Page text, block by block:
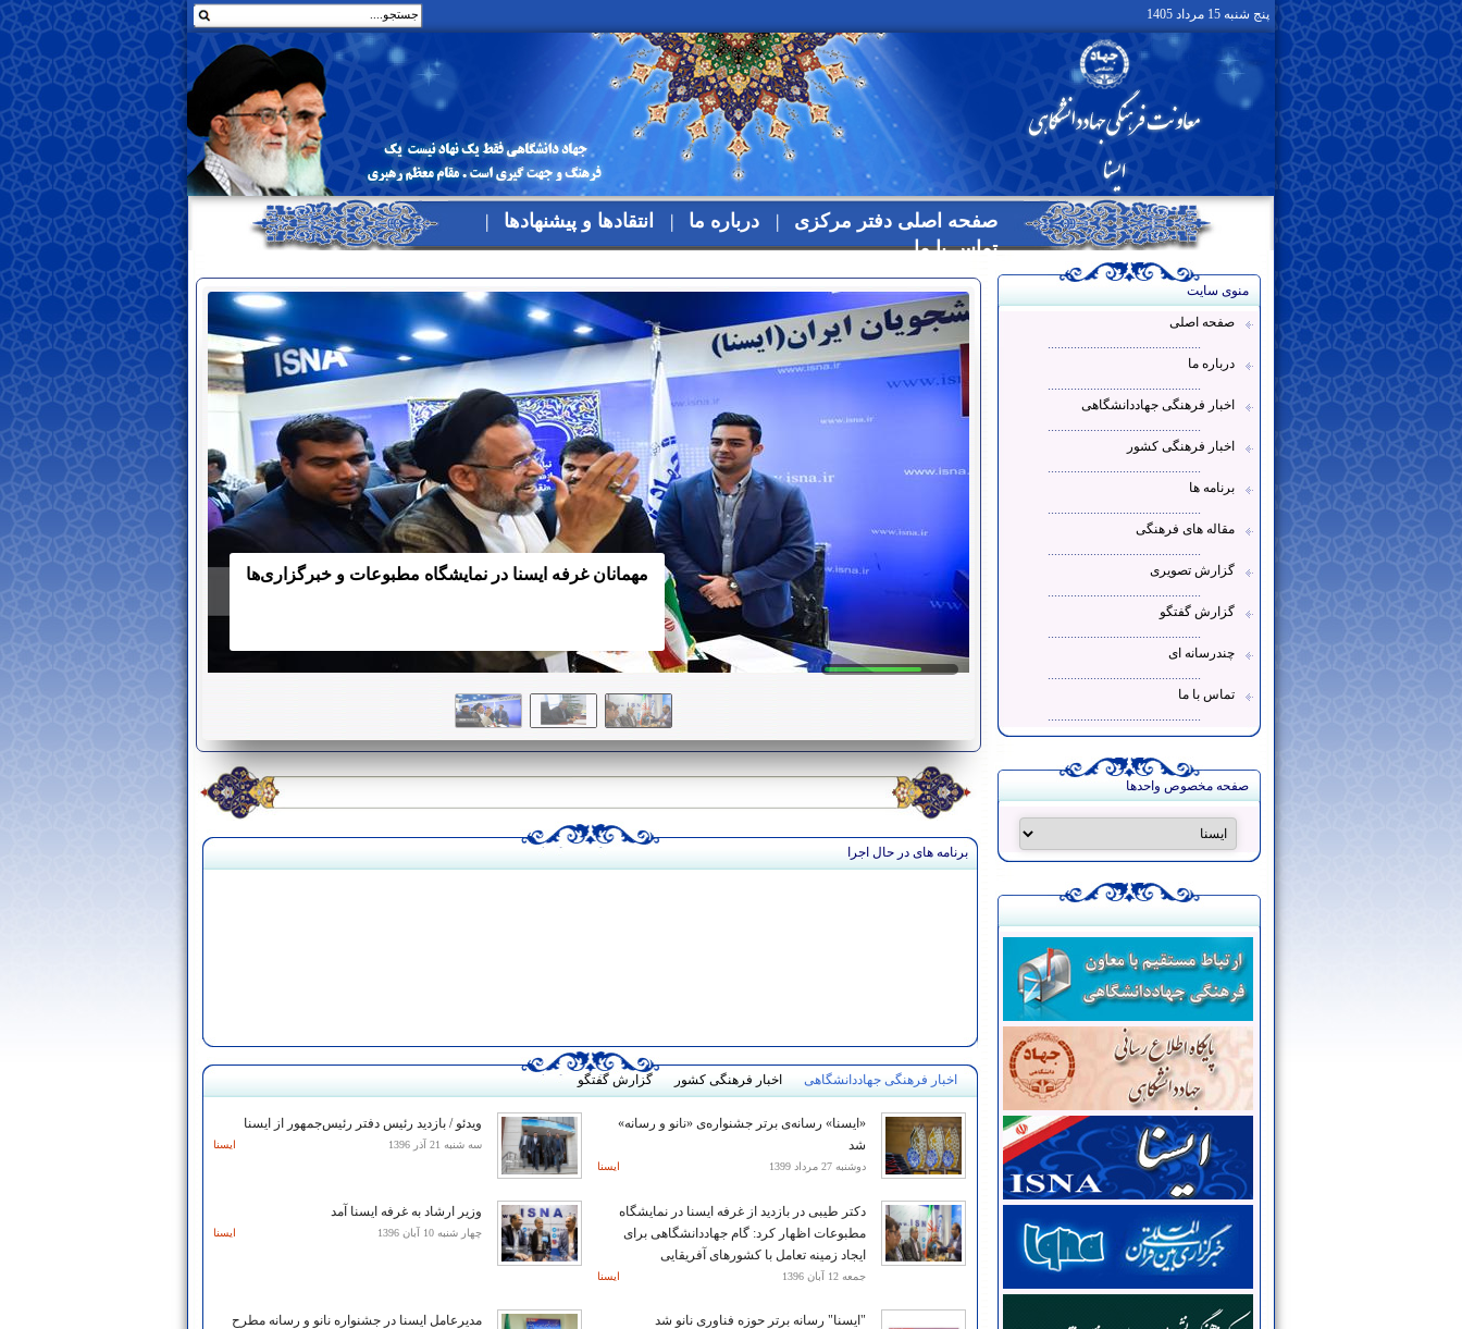
پنج شنبه 15 مرداد 1405
صفحه اصلی دفتر مرکزی درباره ما
انتقادها و پیشنهادها
تماس با ما
منوی سایت
صفحه اصلی
...............................................
درباره ما
...............................................
اخبار فرهنگی جهاددانشگاهی
...............................................
اخبار فرهنگی کشور
...............................................
برنامه ها
...............................................
مقاله های فرهنگی
...............................................
گزارش تصویری
...............................................
گزارش گفتگو
...............................................
چندرسانه ای
...............................................
تماس با ما
...............................................
صفحه مخصوص واحدها
مهمانان غرفه ایسنا در نمایشگاه مطبوعات و خبرگزاری‌ها
برنامه های در حال اجرا
اخبار فرهنگی جهاددانشگاهی اخبار فرهنگی کشور گزارش گفتگو
«ایسنا» رسانه‌ی برتر جشنواره‌ی «نانو و رسانه»
شد
دوشنبه 27 مرداد 1399 ایسنا
ویدئو / بازدید رئیس دفتر رئیس‌جمهور از ایسنا
سه شنبه 21 آذر 1396 ایسنا
دکتر طیبی در بازدید از غرفه ایسنا در نمایشگاه
مطبوعات اظهار کرد: گام جهاددانشگاهی برای
ایجاد زمینه تعامل با کشورهای آفریقایی
جمعه 12 آبان 1396 ایسنا
وزیر ارشاد به غرفه ایسنا آمد
چهار شنبه 10 آبان 1396 ایسنا
"ایسنا" رسانه برتر حوزه فناوری نانو شد
مدیرعامل ایسنا در جشنواره نانو و رسانه مطرح